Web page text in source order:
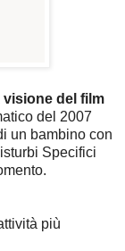
visione del film
del 2007
un bambino con
Specifici
più